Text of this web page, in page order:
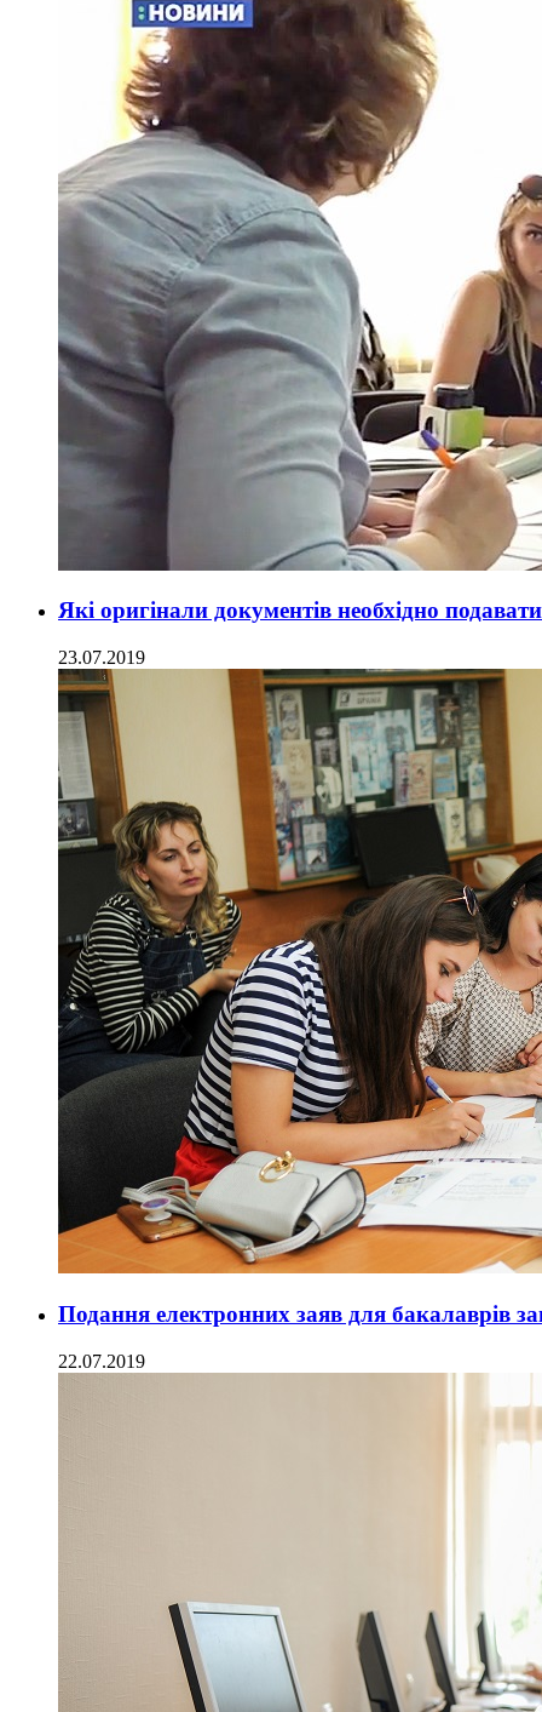
Які оригінали документів необхідно
23.07.2019
Подання електронних заяв для бакалаврів
22.07.2019